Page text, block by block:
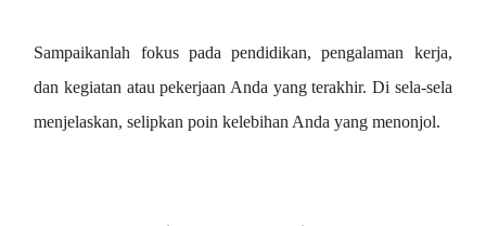
Sampaikanlah fokus pada pendidikan, pengalaman kerja,
dan kegiatan atau pekerjaan Anda yang terakhir. Di sela-sela
menjelaskan, selipkan poin kelebihan Anda yang menonjol.